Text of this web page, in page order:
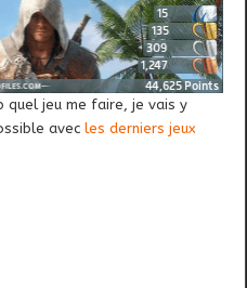
quel jeu me faire, je vais y
avecles derniers jeux